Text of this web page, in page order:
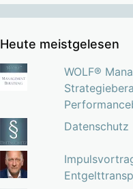
Heute meistgelesen
WOLF®
Datenschutz